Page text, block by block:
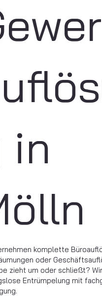
in
komplette
oder
zieht um oder schließt?
Entrümpelung mit